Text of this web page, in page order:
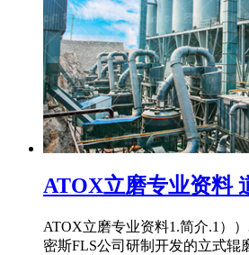
ATOX立磨专业资料
ATOX立磨专业资料1.简介.1）
密斯FLS公司研制开发的立式辊